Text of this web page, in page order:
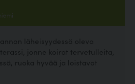
läheisyydessä oleva
jonne koirat tervetulleita,
ruoka hyvää ja loistavat